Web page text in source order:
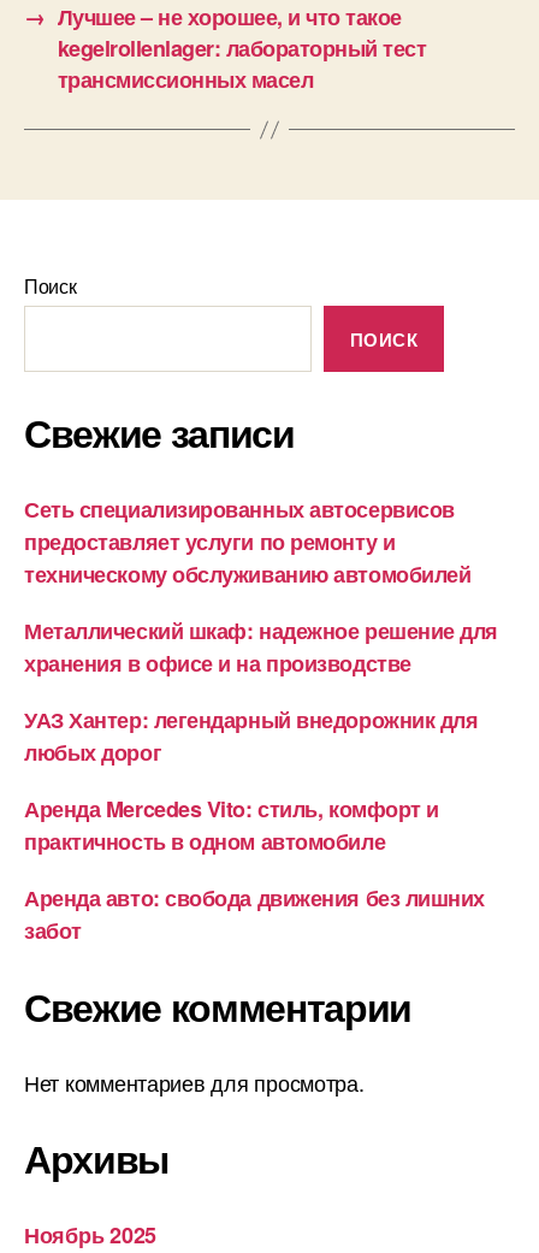
→ Лучшее – не хорошее, и что такое
kegelrollenlager: лабораторный тест
трансмиссионных масел
Поиск
ПОИСК
Свежие записи
Сеть специализированных автосервисов
предоставляет услуги по ремонту и
техническому обслуживанию автомобилей
Металлический шкаф: надежное решение для
хранения в офисе и на производстве
УАЗ Хантер: легендарный внедорожник для
любых дорог
Аренда Mercedes Vito: стиль, комфорт и
практичность в одном автомобиле
Аренда авто: свобода движения без лишних
забот
Свежие комментарии
Нет комментариев для просмотра.
Архивы
Ноябрь 2025